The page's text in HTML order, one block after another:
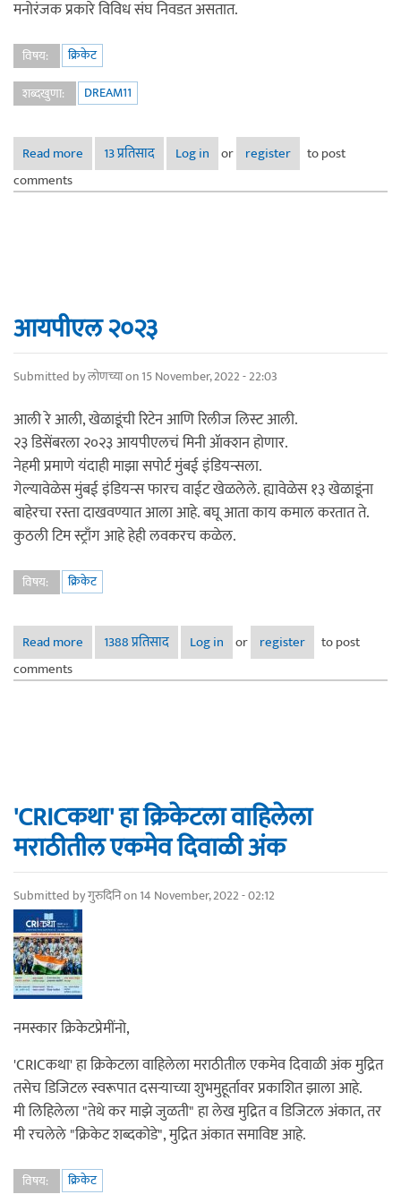
मनोरंजक प्रकारे विविध संघ निवडत असतात.
विषय:
क्रिकेट
शब्दखुणा:
DREAM11
Read more about Dream11- “परदेशी भारतीय” कसोटीवीरांची
13 प्रतिसाद Log in or register
to post
comments
आयपीएल २०२३
Submitted byलोणच्याon 15 November, 2022 - 22:03
आली रे आली, खेळाडूंची रिटेन आणि रिलीज लिस्ट आली.
२३ डिसेंबरला २०२३ आयपीएलचं मिनी ॲाक्शन होणार.
नेहमी प्रमाणे यंदाही माझा सपोर्ट मुंबई इंडियन्सला.
गेल्यावेळेस मुंबई इंडियन्स फारच वाईट खेळलेले. ह्यावेळेस १३ खेळाडूंना
बाहेरचा रस्ता दाखवण्यात आला आहे. बघू आता काय कमाल करतात ते.
कुठली टिम स्ट्राँग आहे हेही लवकरच कळेल.
विषय: क्रिकेट
Read more about आयपीएल २०२३
1388 प्रतिसाद Log in or register
to post
comments
'CRICकथा' हा क्रिकेटला वाहिलेला
मराठीतील एकमेव दिवाळी अंक
Submitted byगुरुदिनिon 14 November, 2022 - 02:12
नमस्कार क्रिकेटप्रेमींनो,
'CRICकथा' हा क्रिकेटला वाहिलेला मराठीतील एकमेव दिवाळी अंक मुद्रित
तसेच डिजिटल स्वरूपात दसऱ्याच्या शुभमुहूर्तावर प्रकाशित झाला आहे.
मी लिहिलेला "तेथे कर माझे जुळती" हा लेख मुद्रित व डिजिटल अंकात, तर
मी रचलेले "क्रिकेट शब्दकोडे", मुद्रित अंकात समाविष्ट आहे.
विषय:
क्रिकेट